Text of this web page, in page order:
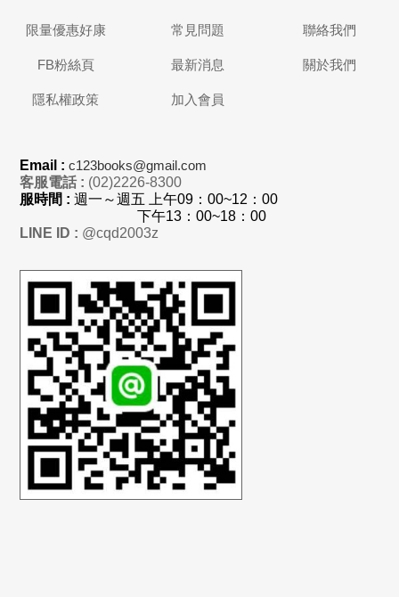
限量優惠好康 常見問題 聯絡我們
FB粉絲頁 最新消息 關於我們
隱私權政策 加入會員
Email :c123books@gmail.com
客服電話 : (02)2226-8300
服時間 :週一～週五 上午09：00~12：00
下午13：00~18：00
LINE ID : @cqd2003z